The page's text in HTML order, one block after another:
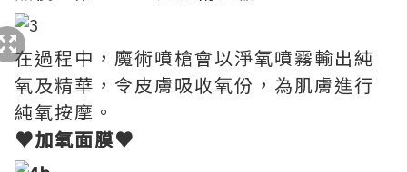
在過程中，魔術噴槍會以淨氧噴霧輸出純
氧及精華，令皮膚吸收氧份，為肌膚進行
純氧按摩。
♥加氧面膜♥